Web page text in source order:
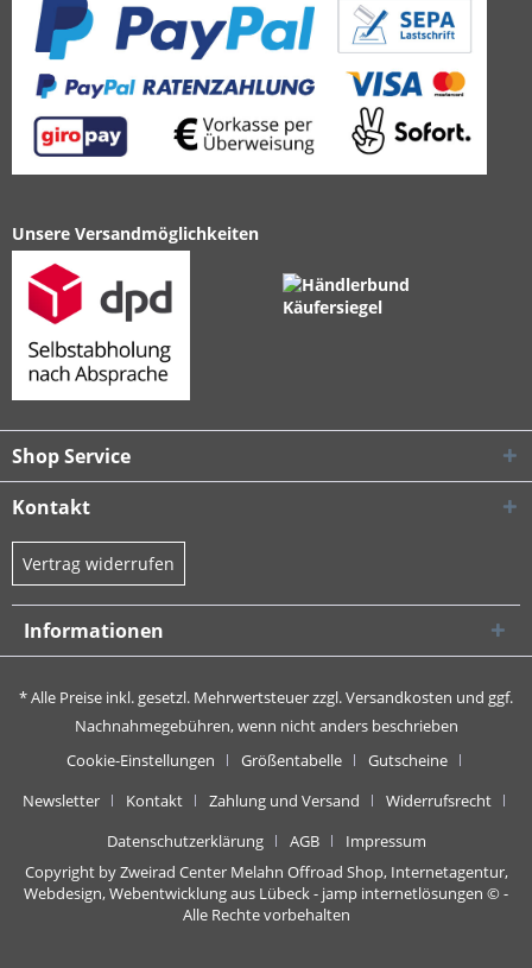
Unsere Versandmöglichkeiten
Shop Service
Kontakt
Vertrag widerrufen
Informationen
* Alle Preise inkl. gesetzl. Mehrwertsteuer zzgl.Versandkosten und ggf.
Nachnahmegebühren, wenn nicht anders beschrieben
Cookie-Einstellungen
Größentabelle
Gutscheine
Newsletter
Kontakt Zahlung und Versand
Widerrufsrecht
Datenschutzerklärung
AGB
Impressum
Copyright by Zweirad Center Melahn Offroad Shop, Internetagentur,
Webdesign, Webentwicklung aus Lübeck - jamp internetlösungen © -
Alle Rechte vorbehalten